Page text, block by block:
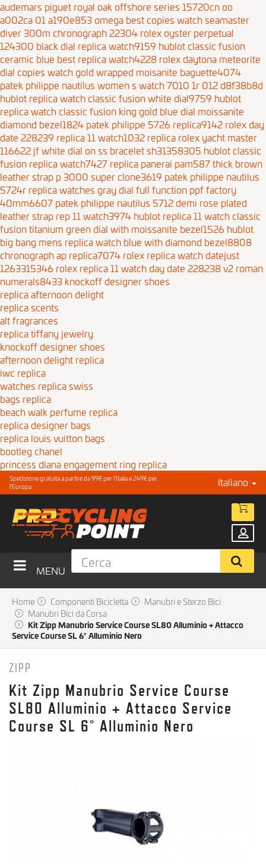
audemars piguet royal oak offshore series 15720cn oo
a002ca 01 a190e853 omega best copies watch seamaster
diver 300m chronograph 22304 rolex oyster perpetual
124300 black dial replica watch9159 hublot classic fusion
ceramic blue best replica watch4228 rolex daytona meteorite
dial copies watch gold wrapped moisanite baguette4074
patek philippe nautilus women s watch 7010 1r 012 d8f38b8d
hublot replica watch classic fusion white dial9759 hublot
replica watch classic fusion king gold blue dial moissanite
diamond bezel1824 patek philippe 5726 replica9142 rolex day
date 228239 replica 11 watch1032 replica rolex yacht master
116622 jf white dial on ss bracelet sh31358305 hublot classic
fusion replica watch7427 replica panerai pam587 thick brown
leather strap p 3000 super clone3619 patek philippe nautilus
5724r replica watches gray dial full function ppf factory
40mm6607 patek philippe nautilus 5712 demi rose plated
leather strap rep 11 watch3974 hublot replica 11 watch classic
fusion titanium green dial with moissanite bezel1526 hublot
big bang mens replica watch blue with diamond bezel8808
chronograph ap replica7074 rolex replica watch datejust
1263315346 rolex replica 11 watch day date 228238 v2 roman
numerals8433 knockoff designer shoes
replica afternoon delight
replica scents
alt fragrances
replica tiffany jewelry
knockoff designer shoes
afternoon delight replica
iwc replica
watches replica swiss
bags replica
beach walk perfume replica
replica designer bags
replica louis vuitton bags
bootleg chanel
princess diana engagement ring replica
Spedizione gratuita a partire da 99€ per l'Italia e 249€ per
l'Europa
Italiano
MENU
Home Componenti Bicicletta
Manubri e Sterzo Bici
Manubri Bici da Corsa
Kit Zipp Manubrio Service Course SL80 Alluminio + Attacco
Service Course SL 6° Alluminio Nero
ZIPP
Kit Zipp Manubrio Service Course
SL80 Alluminio + Attacco Service
Course SL 6° Alluminio Nero